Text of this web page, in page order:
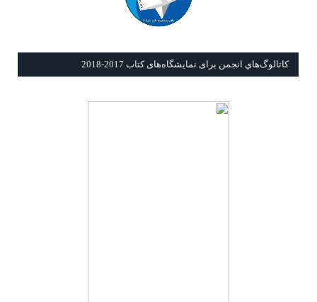
كاتالوگ‌هاي انجمن برای نمايشگاه‌های كتاب 2017-2018